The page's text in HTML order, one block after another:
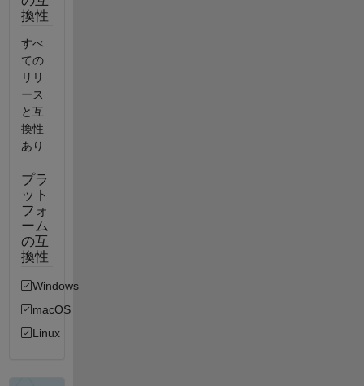
換性
すべ
ての
リリ
ース
と互
換性
あり
プラ
ット
フォ
ーム
の互
換性
Windows
macOS
Linux